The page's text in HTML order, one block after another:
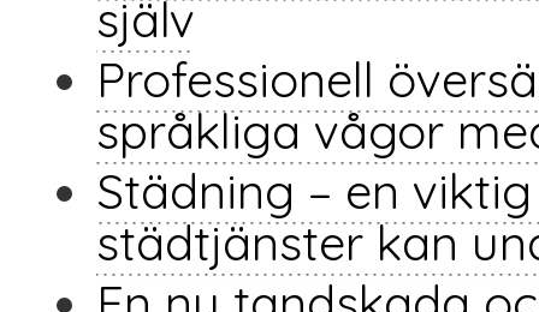
själv
Professionell
språkliga vågor
Städning – en
städtjänster kan